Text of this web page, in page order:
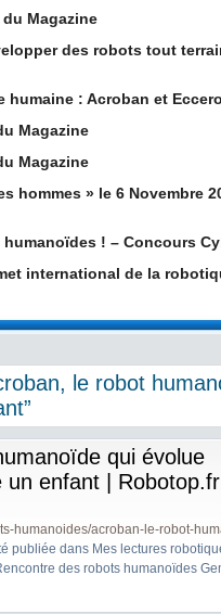
du Magazine
des robots tout
humaine : Acroban et
Magazine
Magazine
hommes » le 6 Novembre
! – Concours
international de la
le robot
qui évolue
un enfant | Robotop.fr
humanoides/acroban-le-robot-
publiée dans Mes lectures
des robots humanoïdes